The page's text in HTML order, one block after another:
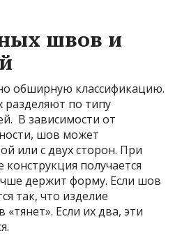
швов и
обширную классификацию.
по типу
В зависимости от
шов может
или с двух сторон. При
получается
держит форму. Если шов
так, что изделие
Если их два, эти